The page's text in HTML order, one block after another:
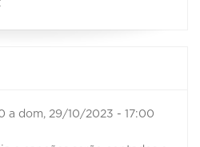
a dom, 29/10/2023 - 17:00